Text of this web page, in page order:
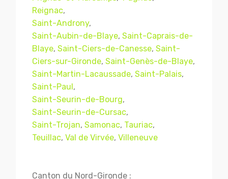
Reignac,
Saint-Androny,
Saint-Aubin-de-Blaye, Saint-Caprais-de-
Blaye, Saint-Ciers-de-Canesse, Saint-
Ciers-sur-Gironde, Saint-Genès-de-Blaye,
Saint-Martin-Lacaussade, Saint-Palais,
Saint-Paul,
Saint-Seurin-de-Bourg,
Saint-Seurin-de-Cursac,
Saint-Trojan, Samonac, Tauriac,
Teuillac, Val de Virvée, Villeneuve
Canton du Nord-Gironde :
Mentions légales
© Copyright 2018 - 2021